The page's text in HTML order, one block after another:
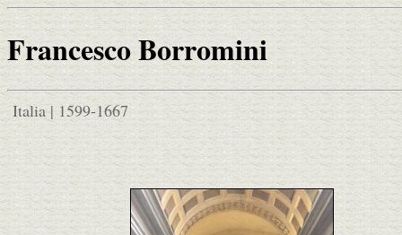
Francesco Borromini
Italia | 1599-1667